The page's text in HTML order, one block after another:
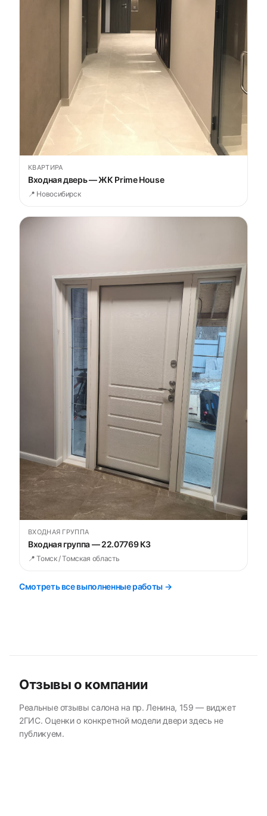
КВАРТИРА
Входная дверь — ЖК Prime House
📍 Новосибирск
ВХОДНАЯ ГРУППА
Входная группа — 22.07769 К3
📍 Томск / Томская область
Смотреть все выполненные работы →
Отзывы о компании
Реальные отзывы салона на пр. Ленина, 159 — виджет
2ГИС. Оценки о конкретной модели двери здесь не
публикуем.